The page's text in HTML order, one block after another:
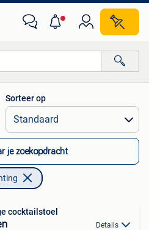
Sorteer op
je zoekopdracht
cocktailstoel
Details